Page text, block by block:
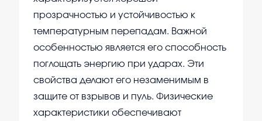
прозрачностью и устойчивостью к
температурным перепадам. Важной
особенностью является его способность
поглощать энергию при ударах. Эти
свойства делают его незаменимым в
защите от взрывов и пуль. Физические
характеристики обеспечивают